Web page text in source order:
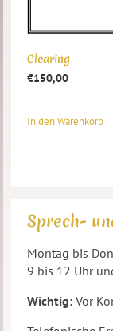
Clearing
€150,00
In den Warenkorb
Sprech-
Montag bis
9 bis 12 Uhr
Wichtig: Vor